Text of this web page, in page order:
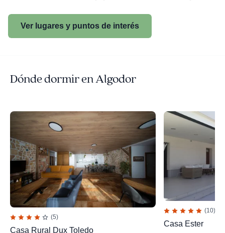
Ver lugares y puntos de interés
Dónde dormir en Algodor
(5)
Casa Rural Dux Toledo
(10)
Casa Ester